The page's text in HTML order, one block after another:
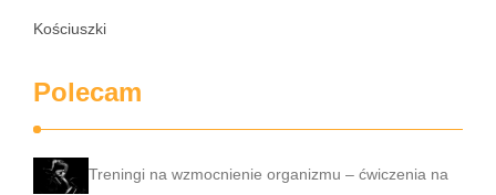
Kościuszki
Polecam
Treningi na wzmocnienie organizmu – ćwiczenia na